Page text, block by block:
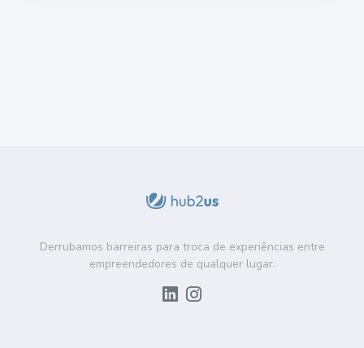
Derrubamos barreiras para troca de experiências entre
empreendedores de qualquer lugar.